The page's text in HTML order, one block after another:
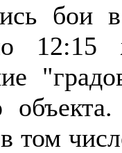
бои
12:15
том